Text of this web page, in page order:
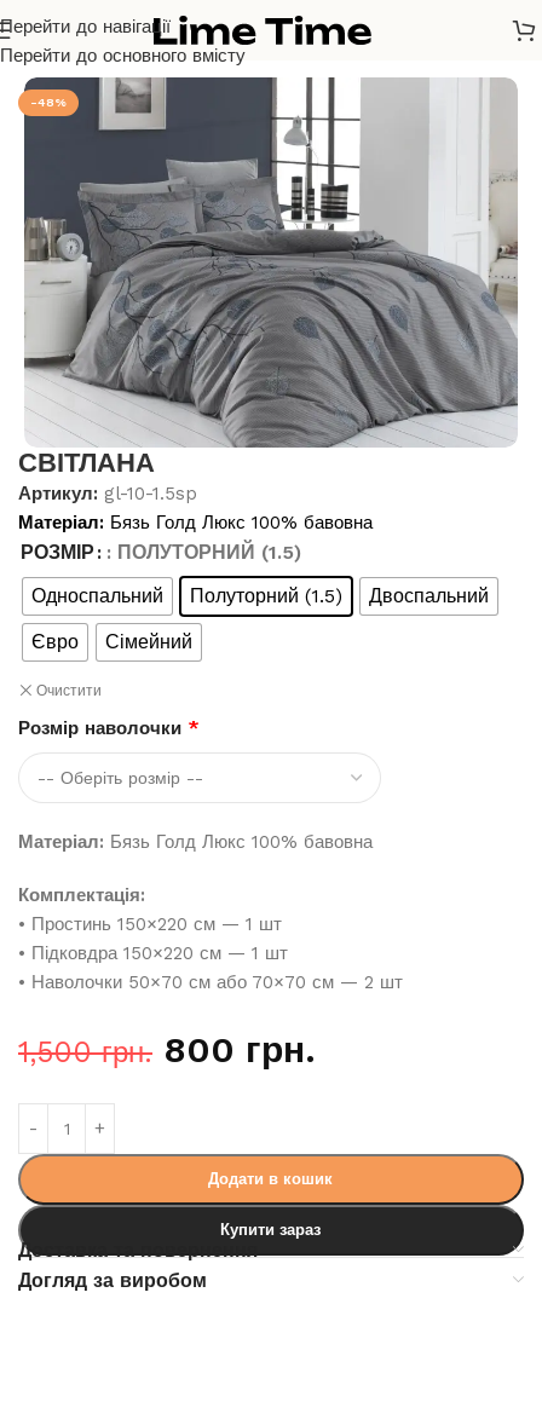
Перейти до навігації
Перейти до основного вмісту
Головна/Бязь Голд Люкс
-48%
СВІТЛАНА
Артикул: gl-10-1.5sp
Матеріал: Бязь Голд Люкс 100% бавовна
РОЗМІР
: ПОЛУТОРНИЙ (1.5)
Односпальний
Полуторний (1.5)
Двоспальний
Євро
Сімейний
Очистити
Розмір наволочки *
Матеріал: Бязь Голд Люкс 100% бавовна
Комплектація:
• Простинь 150×220 см — 1 шт
• Підковдра 150×220 см — 1 шт
• Наволочки 50×70 см або 70×70 см — 2 шт
1,500грн. 800 грн.
Додати в кошик
Купити зараз
Доставка та повернення
Догляд за виробом